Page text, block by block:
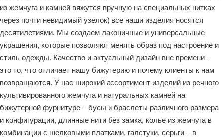
из жемчуга и камней вяжутся вручную на специальных нитках
через почти невидимый узелок) все наши изделия носятся
десятилетиями. Мы создаем лаконичные и универсальные
украшения, которые позволяют менять образ под настроение и
стиль одежды. Качество и актуальный дизайн вне времени –
это то, что отличает нашу бижутерию и почему клиенты к нам
возвращаются. У нас широкий ассортимент изделий из речного
культивированного жемчуга и натуральных камней на
бижутерной фурнитуре – бусы и браслеты различного размера
и конфигурации, длинные нити без замка, колье из жемчуга в
комбинации с шелковыми платками, галстуки, серьги – в